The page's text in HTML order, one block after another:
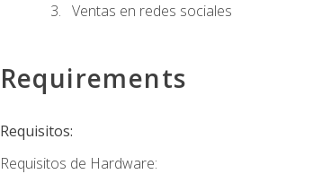
Ventas en redes sociales
Requirements
Requisitos:
Requisitos de Hardware: